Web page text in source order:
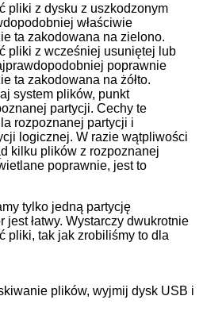
pliki z dysku z uszkodzonym
właściwie
ta zakodowana na zielono.
pliki z wcześniej usuniętej lub
poprawnie
ta zakodowana na żółto.
system plików, punkt
partycji. Cechy te
rozpoznanej partycji i
logicznej. W razie wątpliwości
kilku plików z rozpoznanej
poprawnie, jest to
tylko jedną partycję
jest łatwy. Wystarczy dwukrotnie
pliki, tak jak zrobiliśmy to dla
plików, wyjmij dysk USB i